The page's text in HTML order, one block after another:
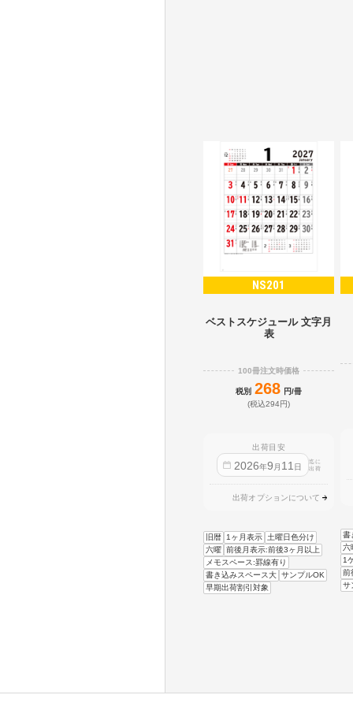
NS201
ベストスケジュール 文字月
表
100冊注文時価格
税別 268 円/冊
(税込294円)
出荷目安
2026年9 月 11 日
迄に
出荷
出荷オプションについて
旧暦 1ヶ月表示
土曜日色分け
六曜 前後月表示:前後3ヶ月以上
メモスペース:罫線有り
書き込みスペース大 サンプルOK
早期出荷割引対象
書
六
1
前
サ